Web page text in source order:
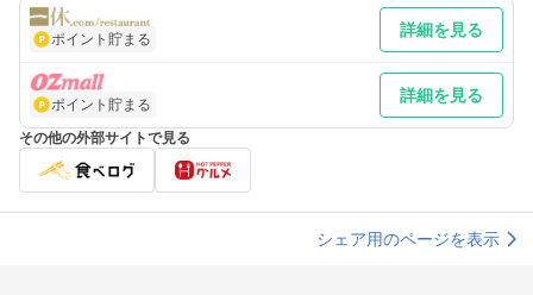
ポイント貯まる 詳細を見る
ポイント貯まる 詳細を見る
その他の外部サイトで見る
シェア用のページを表示